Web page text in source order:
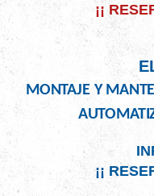
¡¡
MONTAJE Y
¡¡